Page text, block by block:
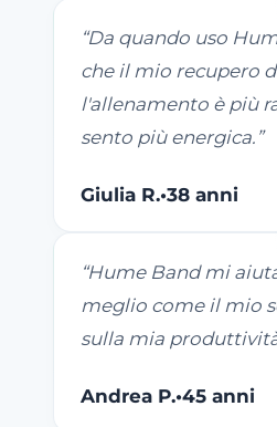
“Da quando uso
che il mio recupero
l'allenamento è più
sento più energica. ”
Giulia R.•38 anni
“Hume Band mi
meglio come il mio
sulla mia
Andrea P.•45 anni